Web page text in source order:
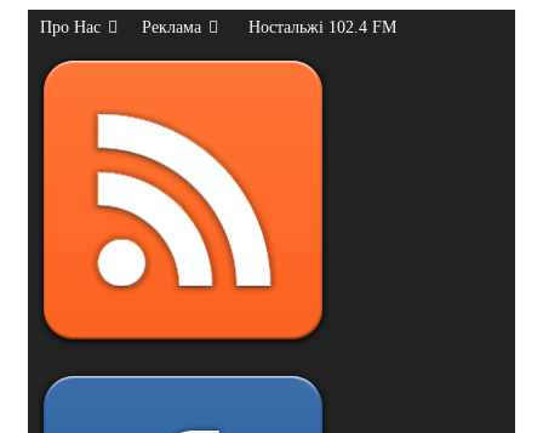
Про Нас Реклама Ностальжі 102.4 FM